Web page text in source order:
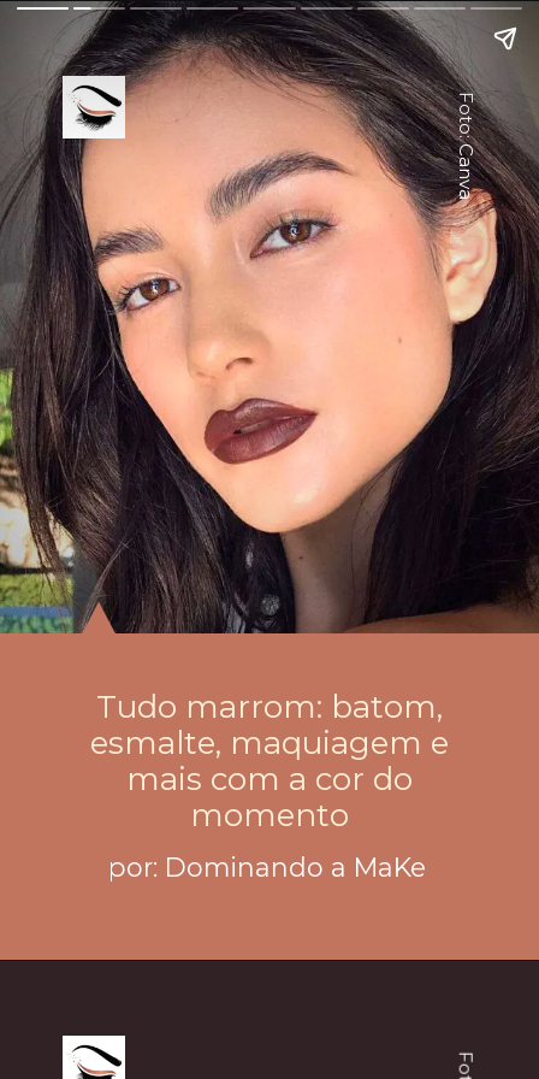
Tudo marrom: batom,
esmalte, maquiagem e
mais com a cor do
momento
por: Dominando a MaKe
Foto: Canva